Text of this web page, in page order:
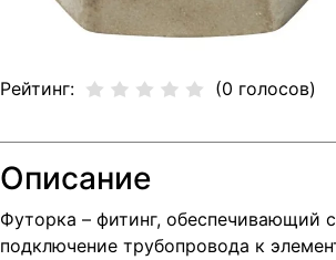
Рейтинг: (0 голосов)
Описание
Футорка – фитинг, обеспечивающий
подключение трубопровода к